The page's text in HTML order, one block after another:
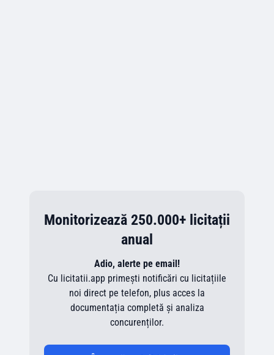
Monitorizează 250.000+ licitații
anual
Adio, alerte pe email!
Cu licitatii.app primești notificări cu licitațiile
noi direct pe telefon, plus acces la
documentația completă și analiza
concurenților.